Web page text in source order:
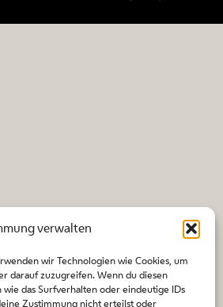
verwalten
wir Technologien wie Cookies, um
darauf zuzugreifen. Wenn du diesen
das Surfverhalten oder eindeutige IDs
Zustimmung nicht erteilst oder